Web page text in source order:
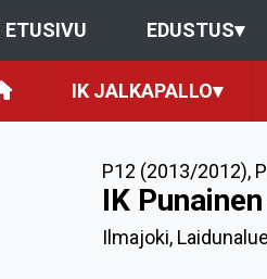
ETUSIVU EDUSTUS▾
IK JALKAPALLO▾
P12 (2013/2012),
IK
Ilmajoki,